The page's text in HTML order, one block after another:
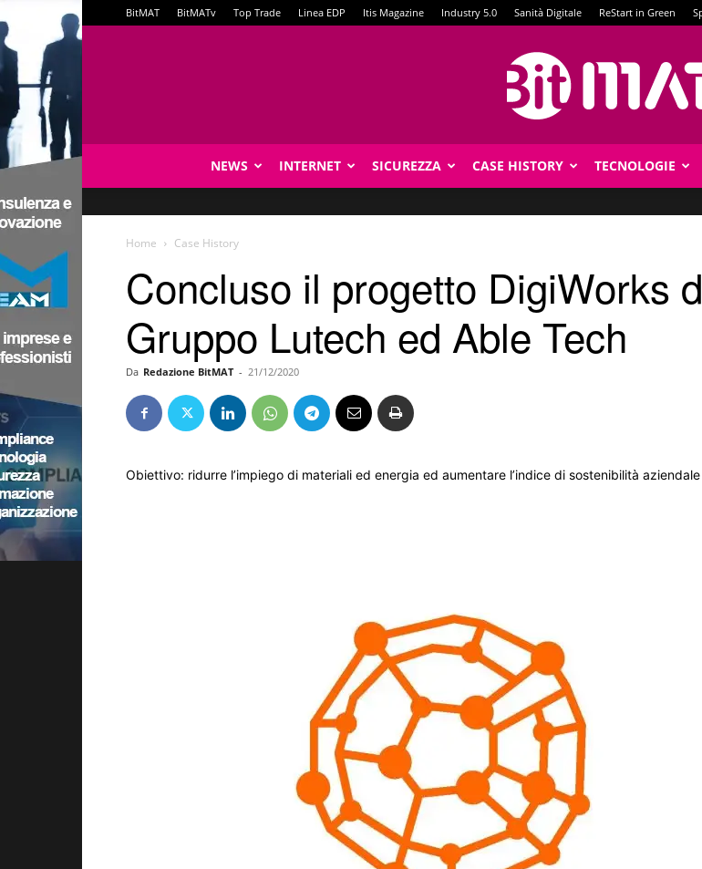
BitMAT BitMATv Top Trade Linea EDP Itis Magazine Industry 5.0 Sanità Digitale ReStart in Green
NEWS INTERNET SICUREZZA CASE HISTORY TECNOLOGIE
Home Case History
Concluso il progetto DigiWorks
Gruppo Lutech ed Able Tech
Da Redazione BitMAT - 21/12/2020
Obiettivo: ridurre l’impiego di materiali ed energia ed aumentare l’indice di sostenibilità aziendale